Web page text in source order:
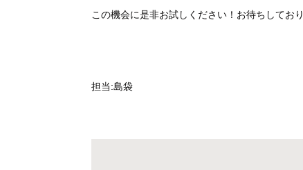
この機会に是非お試しください！お待ちしてお
担当:島袋